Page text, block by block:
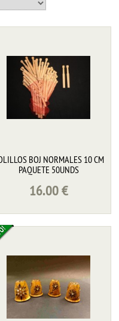
BOJ NORMALES 10 CM
PAQUETE 50UNDS
16.00€